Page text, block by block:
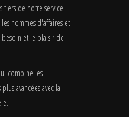
fiers de notre service
hommes d'affaires et
et le plaisir de
combine les
avancées avec la